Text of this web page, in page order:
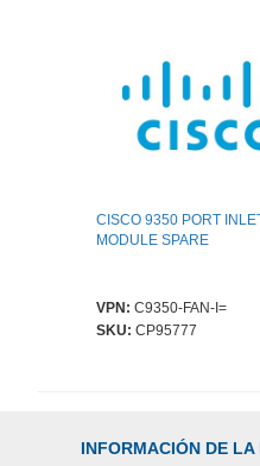
CISCO 9350 PORT
MODULE SPARE
VPN: C9350-FAN-I=
SKU: CP95777
INFORMACIÓN DE LA